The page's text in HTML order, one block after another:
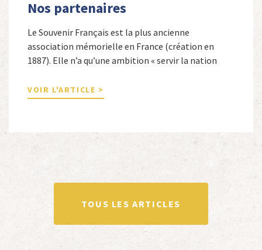
Nos partenaires
Le Souvenir Français est la plus ancienne
association mémorielle en France (création en
1887). Elle n’a qu’une ambition « servir la nation
nationale de la France. Afin d’atteindre cet objectif,
Le Souvenir Français entretient des liens amicaux
totalité ou partiellement afin de faire vivre […]
VOIR L'ARTICLE >
TOUS LES ARTICLES